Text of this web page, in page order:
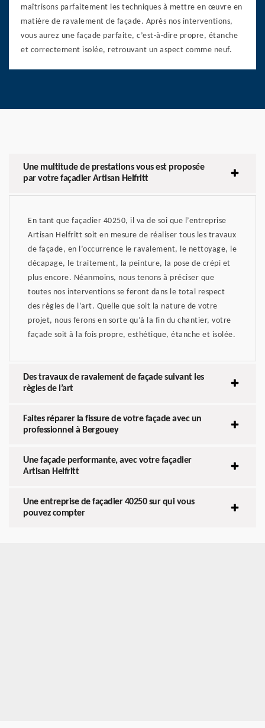
maîtrisons parfaitement les techniques à mettre en œuvre en
matière de ravalement de façade. Après nos interventions,
vous aurez une façade parfaite, c’est-à-dire propre, étanche
et correctement isolée, retrouvant un aspect comme neuf.
Une multitude de prestations vous est proposée
par votre façadier Artisan Helfritt
En tant que façadier 40250, il va de soi que l’entreprise
Artisan Helfritt soit en mesure de réaliser tous les travaux
de façade, en l’occurrence le ravalement, le nettoyage, le
décapage, le traitement, la peinture, la pose de crépi et
plus encore. Néanmoins, nous tenons à préciser que
toutes nos interventions se feront dans le total respect
des règles de l’art. Quelle que soit la nature de votre
projet, nous ferons en sorte qu’à la fin du chantier, votre
façade soit à la fois propre, esthétique, étanche et isolée.
Des travaux de ravalement de façade suivant les
règles de l’art
Faites réparer la fissure de votre façade avec un
professionnel à Bergouey
Une façade performante, avec votre façadier
Artisan Helfritt
Une entreprise de façadier 40250 sur qui vous
pouvez compter